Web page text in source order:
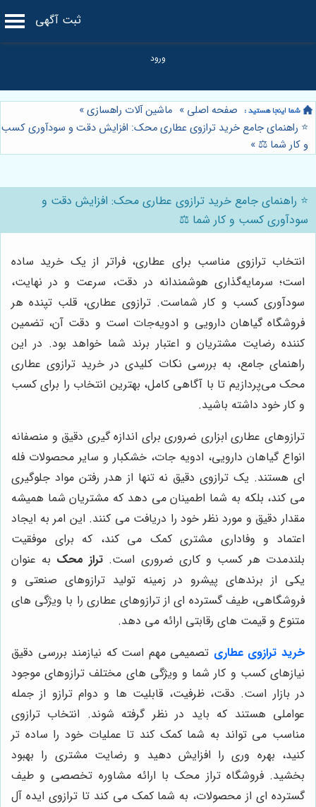
ثبت آگهی
صفحه اصلی » ماشین آلات راهسازی»
⭐️ راهنمای جامع خرید ترازوی عطاری محک: افزایش دقت و سودآوری کسب
و کار شما ⚖️ »
⭐️ راهنمای جامع خرید ترازوی عطاری محک: افزایش دقت و
سودآوری کسب و کار شما ⚖️
انتخاب ترازوی مناسب برای عطاری، فراتر از یک خرید ساده
است؛ سرمایه‌گذاری هوشمندانه در دقت، سرعت و در نهایت،
سودآوری کسب و کار شماست. ترازوی عطاری، قلب تپنده هر
فروشگاه گیاهان دارویی و ادویه‌جات است و دقت آن، تضمین
کننده رضایت مشتریان و اعتبار برند شما خواهد بود. در این
راهنمای جامع، به بررسی نکات کلیدی در خرید ترازوی عطاری
محک می‌پردازیم تا با آگاهی کامل، بهترین انتخاب را برای کسب
و کار خود داشته باشید.
ترازوهای عطاری ابزاری ضروری برای اندازه گیری دقیق و منصفانه
انواع گیاهان دارویی، ادویه جات، خشکبار و سایر محصولات فله
ای هستند. یک ترازوی دقیق نه تنها از هدر رفتن مواد جلوگیری
می کند، بلکه به شما اطمینان می دهد که مشتریان شما همیشه
مقدار دقیق و مورد نظر خود را دریافت می کنند. این امر به ایجاد
اعتماد و وفاداری مشتری کمک می کند، که برای موفقیت
بلندمدت هر کسب و کاری ضروری است. تراز محک به عنوان
یکی از برندهای پیشرو در زمینه تولید ترازوهای صنعتی و
فروشگاهی، طیف گسترده ای از ترازوهای عطاری را با ویژگی های
متنوع و قیمت های رقابتی ارائه می دهد.
خرید ترازوی عطاری تصمیمی مهم است که نیازمند بررسی دقیق
نیازهای کسب و کار شما و ویژگی های مختلف ترازوهای موجود
در بازار است. دقت، ظرفیت، قابلیت ها و دوام ترازو از جمله
عواملی هستند که باید در نظر گرفته شوند. انتخاب ترازوی
مناسب می تواند به شما کمک کند تا عملیات خود را ساده تر
کنید، بهره وری را افزایش دهید و رضایت مشتری را بهبود
بخشید. فروشگاه تراز محک با ارائه مشاوره تخصصی و طیف
گسترده ای از محصولات، به شما کمک می کند تا ترازوی ایده آل